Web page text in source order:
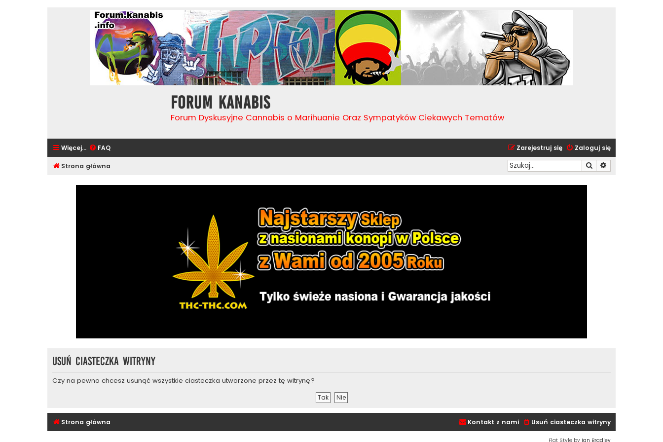
Forum Kanabis
Forum Dyskusyjne Cannabis o Marihuanie Oraz Sympatyków Ciekawych Tematów
Więcej… FAQ Zaloguj się
Zarejestruj się
Strona główna Szukaj
Usuń ciasteczka witryny
Czy na pewno chcesz usunąć wszystkie ciasteczka utworzone przez tę witrynę?
Strona główna Usuń ciasteczka witryny
Kontakt z nami
Flat Style by Ian Bradley